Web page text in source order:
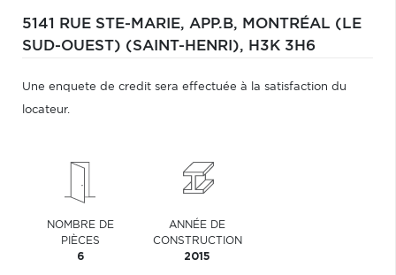
5141 RUE STE-MARIE, APP.B, MONTRÉAL (LE
SUD-OUEST) (SAINT-HENRI), H3K 3H6
Une enquete de credit sera effectuée à la satisfaction du
locateur.
NOMBRE DE
PIÈCES
6
ANNÉE DE
CONSTRUCTION
2015